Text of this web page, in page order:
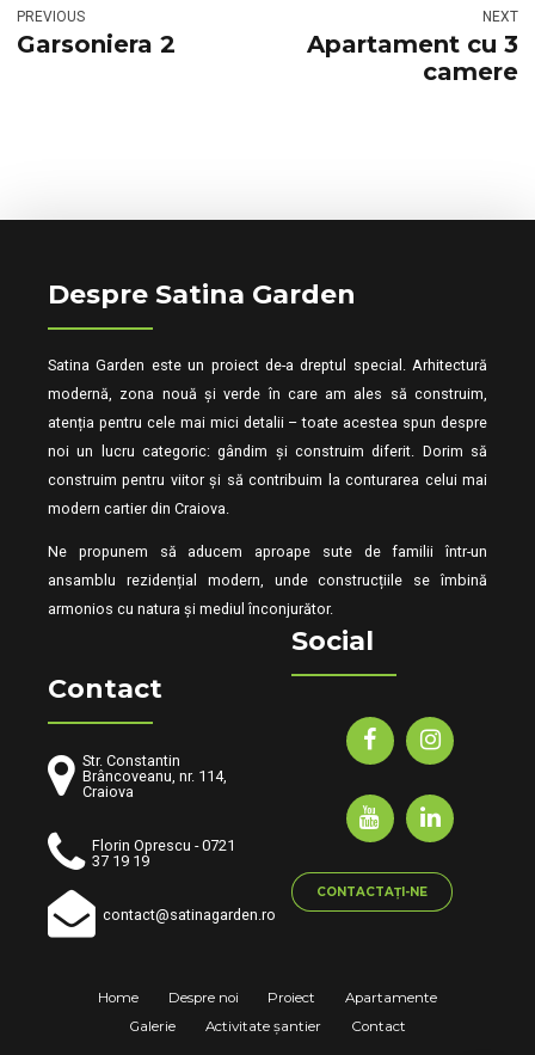
PREVIOUS
Garsoniera 2
NEXT
Apartament cu 3
camere
Despre Satina Garden
Satina Garden este un proiect de-a dreptul special. Arhitectură
modernă, zona nouă și verde în care am ales să construim,
atenția pentru cele mai mici detalii – toate acestea spun despre
noi un lucru categoric: gândim și construim diferit. Dorim să
construim pentru viitor și să contribuim la conturarea celui mai
modern cartier din Craiova.
Ne propunem să aducem aproape sute de familii într-un
ansamblu rezidențial modern, unde construcțiile se îmbină
armonios cu natura și mediul înconjurător.
Contact
Str. Constantin
Brâncoveanu, nr. 114,
Craiova
Florin Oprescu - 0721
37 19 19
contact@satinagarden.ro
Social
CONTACTAȚI-NE
Home Despre noi Proiect
Apartamente
Galerie
Activitate șantier Contact